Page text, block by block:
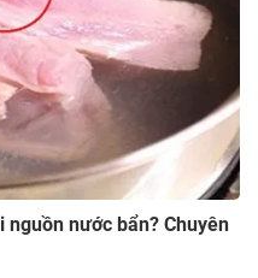
nước bẩn? Chuyên